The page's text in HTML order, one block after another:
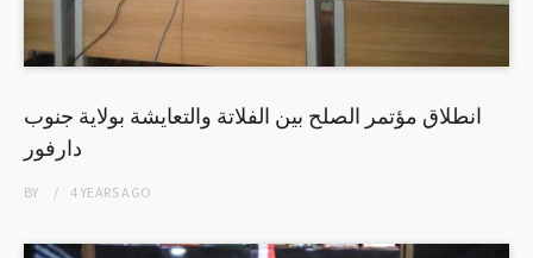
انطلاق مؤتمر الصلح بين الفلاتة والتعايشة بولاية جنوب
دارفور
BY 4 YEARSAGO